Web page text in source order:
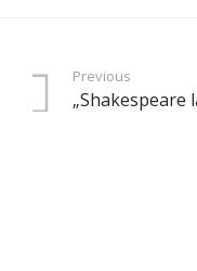
Previous
„Shakespeare